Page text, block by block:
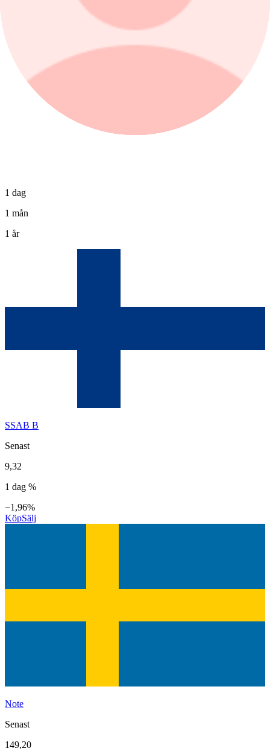
1 dag
1 mån
1 år
SSAB B
Senast
9,32
1 dag %
−1,96%
KöpSälj
Note
Senast
149,20